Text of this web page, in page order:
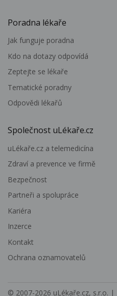
Poradna lékaře
Jak funguje poradna
Kdo na dotazy odpovídá
Zeptejte se lékaře
Tematické poradny
Odpovědi lékařů
Společnost uLékaře.cz
uLékaře.cz a telemedicína
Zdraví a prevence ve firmě
Bezpečnost
Partneři a spolupráce
Kariéra
Inzerce
Kontakt
Ochrana oznamovatelů
© 2007-2026 uLékaře.cz, s.r.o. |